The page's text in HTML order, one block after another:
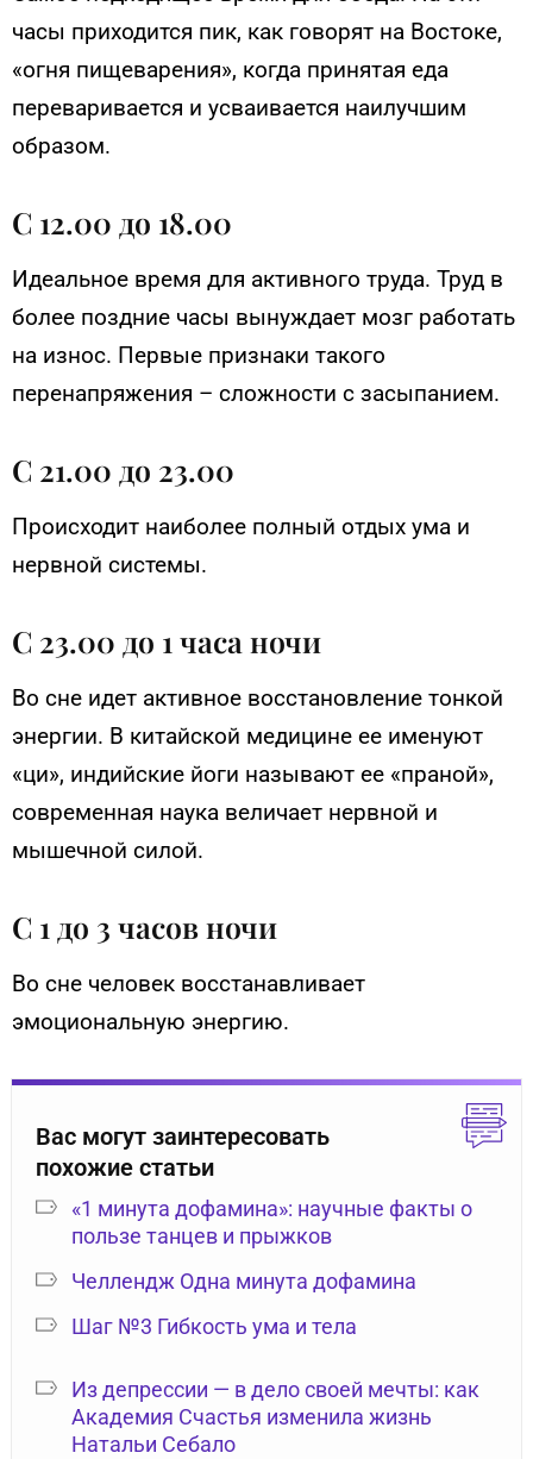
часы приходится пик, как говорят на Востоке,
«огня пищеварения», когда принятая еда
переваривается и усваивается наилучшим
образом.
С 12.00 до 18.00
Идеальное время для активного труда. Труд в
более поздние часы вынуждает мозг работать
на износ. Первые признаки такого
перенапряжения – сложности с засыпанием.
С 21.00 до 23.00
Происходит наиболее полный отдых ума и
нервной системы.
С 23.00 до 1 часа ночи
Во сне идет активное восстановление тонкой
энергии. В китайской медицине ее именуют
«ци», индийские йоги называют ее «праной»,
современная наука величает нервной и
мышечной силой.
С 1 до 3 часов ночи
Во сне человек восстанавливает
эмоциональную энергию.
Вас могут заинтересовать
похожие статьи
«1 минута дофамина»: научные факты о
пользе танцев и прыжков
Челлендж Одна минута дофамина
Шаг №3 Гибкость ума и тела
Из депрессии — в дело своей мечты: как
Академия Счастья изменила жизнь
Натальи Себало